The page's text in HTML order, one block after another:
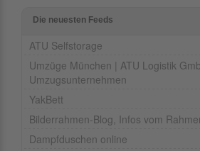
Die neuesten Feeds
ATU Selfstorage
Umzüge München | ATU Logistik
Umzugsunternehmen
YakBett
Bilderrahmen-Blog, Infos vom
Dampfduschen online